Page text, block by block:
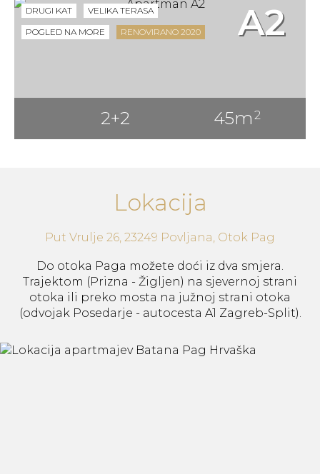
DRUGI KAT
VELIKA TERASA
POGLED NA MORE
RENOVIRANO 2020 A2
2+2 45m 2
Lokacija
Put Vrulje 26, 23249 Povljana, Otok Pag
Do otoka Paga možete doći iz dva smjera.
Trajektom (Prizna - Žigljen) na sjevernoj strani
otoka ili preko mosta na južnoj strani otoka
(odvojak Posedarje - autocesta A1 Zagreb-Split).